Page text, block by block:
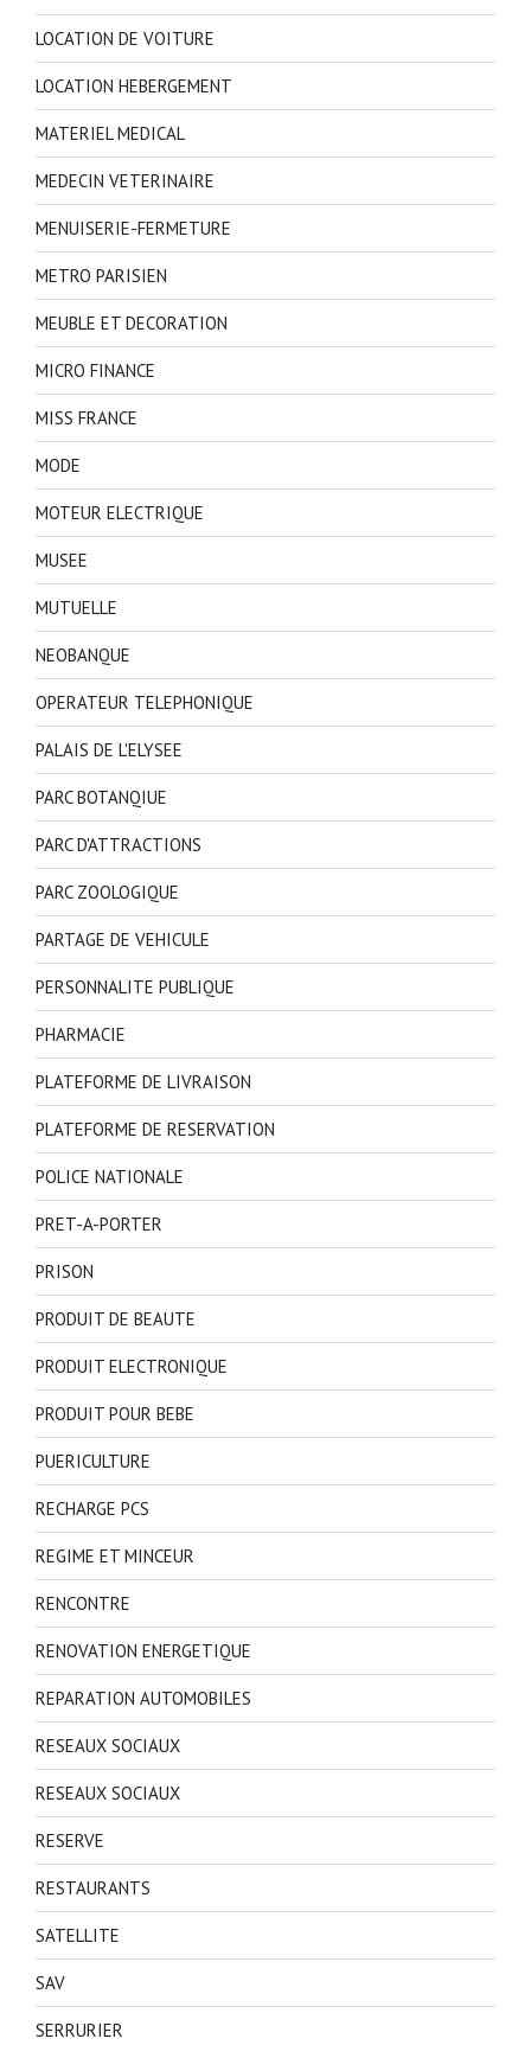
LOCATION DE VOITURE
LOCATION HEBERGEMENT
MATERIEL MEDICAL
MEDECIN VETERINAIRE
MENUISERIE-FERMETURE
METRO PARISIEN
MEUBLE ET DECORATION
MICRO FINANCE
MISS FRANCE
MODE
MOTEUR ELECTRIQUE
MUSEE
MUTUELLE
NEOBANQUE
OPERATEUR TELEPHONIQUE
PALAIS DE L'ELYSEE
PARC BOTANQIUE
PARC D'ATTRACTIONS
PARC ZOOLOGIQUE
PARTAGE DE VEHICULE
PERSONNALITE PUBLIQUE
PHARMACIE
PLATEFORME DE LIVRAISON
PLATEFORME DE RESERVATION
POLICE NATIONALE
PRET-A-PORTER
PRISON
PRODUIT DE BEAUTE
PRODUIT ELECTRONIQUE
PRODUIT POUR BEBE
PUERICULTURE
RECHARGE PCS
REGIME ET MINCEUR
RENCONTRE
RENOVATION ENERGETIQUE
REPARATION AUTOMOBILES
RESEAUX SOCIAUX
RESEAUX SOCIAUX
RESERVE
RESTAURANTS
SATELLITE
SAV
SERRURIER